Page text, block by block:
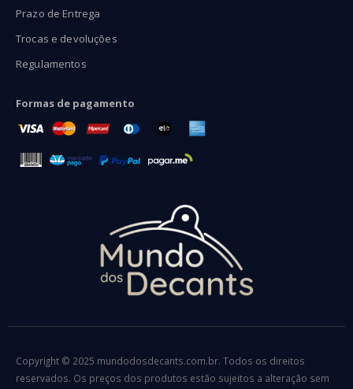
Prazo de Entrega
Trocas e devoluções
Regulamentos
Formas de pagamento
Copyright © 2025 mundodosdecants.com.br. Todos os direitos
reservados. Os preços dos produtos estão sujeitos a alteração sem